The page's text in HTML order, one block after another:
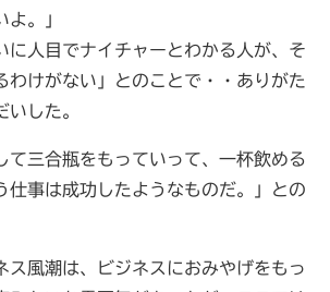
よ。」
に人目でナイチャーとわかる人が、そ
わけがない」とのことで・・ありがた
いした。
て三合瓶をもっていって、一杯飲める
仕事は成功したようなものだ。」との
ス風潮は、ビジネスにおみやげをもっ